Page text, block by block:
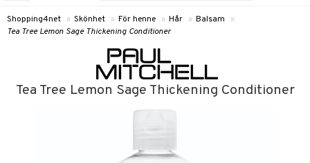
Kontaktlinser
Fitness
Leksaker, Barn & Baby
Shopping4net » Skönhet » För henne » Hår » Balsam
»
Tea Tree Lemon Sage Thickening Conditioner
Tea Tree Lemon Sage Thickening Conditioner